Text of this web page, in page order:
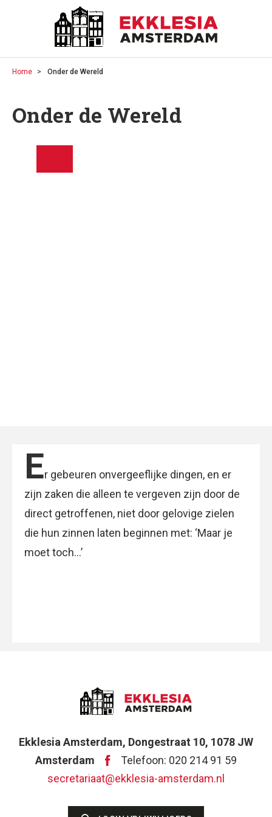
Home Onder de Wereld
Onder de Wereld
Er gebeuren onvergeeflijke dingen, en er
zijn zaken die alleen te vergeven zijn door de
direct getroffenen, niet door gelovige zielen
die hun zinnen laten beginnen met: ‘Maar je
moet toch…’
Ekklesia Amsterdam, Dongestraat 10, 1078 JW
Amsterdam
Telefoon: 020 214 91 59
secretariaat@ekklesia-amsterdam.nl